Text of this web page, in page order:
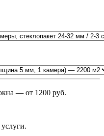
— от 1200 руб.